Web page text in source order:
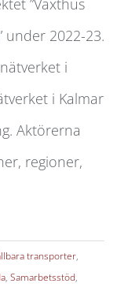
”Växthus
2022-23.
i
i Kalmar
Aktörerna
regioner,
transporter,
, Samarbetsstöd,